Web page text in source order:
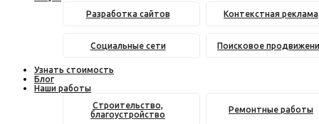
Разработка сайтов
Контекстная реклама
Социальные сети Поисковое
Узнать стоимость
Блог
Наши работы
Строительство,
благоустройство
Ремонтные работы